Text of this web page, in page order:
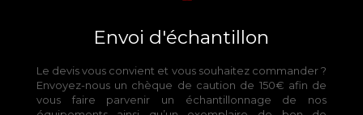
Envoi d'échantillon
Le devis vous convient et vous souhaitez commander ?
Envoyez-nous un chèque de caution de 150€ afin de
vous faire parvenir un échantillonnage de nos